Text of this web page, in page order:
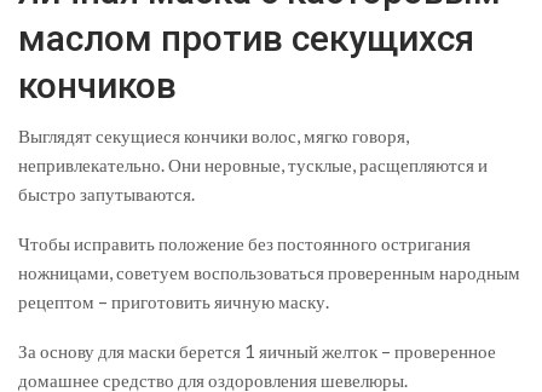
маслом против секущихся
кончиков
Выглядят секущиеся кончики волос, мягко говоря,
непривлекательно. Они неровные, тусклые, расщепляются и
быстро запутываются.
Чтобы исправить положение без постоянного остригания
ножницами, советуем воспользоваться проверенным народным
рецептом – приготовить яичную маску.
За основу для маски берется 1 яичный желток – проверенное
домашнее средство для оздоровления шевелюры.